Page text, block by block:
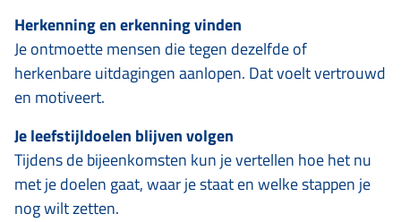
Herkenning en erkenning vinden
Je ontmoette mensen die tegen dezelfde of
herkenbare uitdagingen aanlopen. Dat voelt vertrouwd
en motiveert.
Je leefstijldoelen blijven volgen
Tijdens de bijeenkomsten kun je vertellen hoe het nu
met je doelen gaat, waar je staat en welke stappen je
nog wilt zetten.